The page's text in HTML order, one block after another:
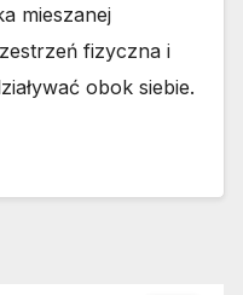
mieszanej
fizyczna i
obok siebie.